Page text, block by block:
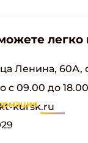
легко
Ленина, 60А,
с 09.00 до 18.00
kursk.ru
ООО "КурскИнжПроект"